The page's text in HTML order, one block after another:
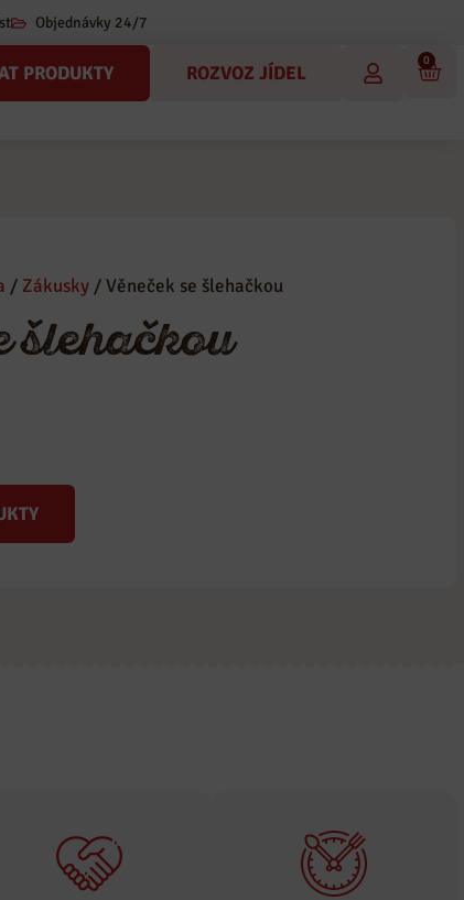
Objednávky 24/7
PRODUKTY ROZVOZ JÍDEL
0
/ Zákusky / Věneček se šlehačkou
šlehačkou